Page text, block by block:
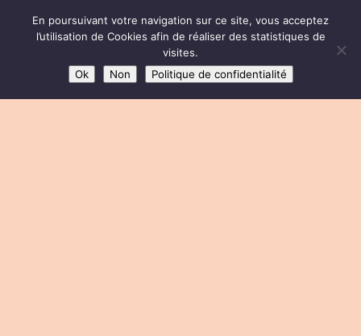
MENU
En poursuivant votre navigation sur ce site, vous acceptez
l’utilisation de Cookies afin de réaliser des statistiques de
visites.
Ok
Non Politique de confidentialité